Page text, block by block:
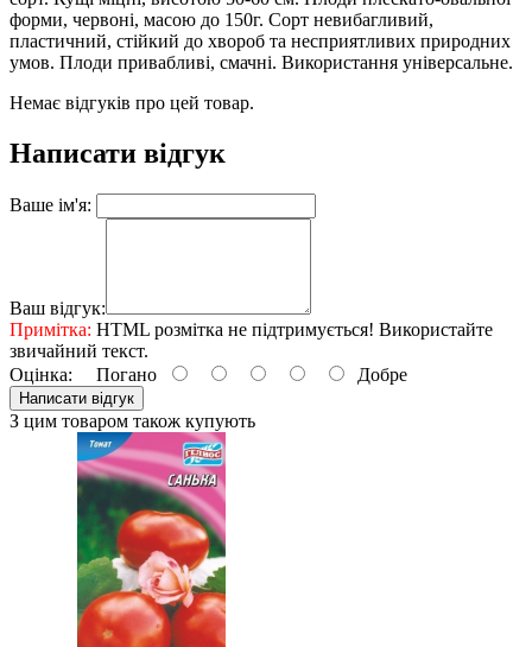
форми, червоні, масою до 150г. Сорт невибагливий,
пластичний, стійкий до хвороб та несприятливих природних
умов. Плоди привабливі, смачні. Використання універсальне.
Немає відгуків про цей товар.
Написати відгук
Ваше ім'я:
Ваш відгук:
Примітка: HTML розмітка не підтримується! Використайте
звичайний текст.
Оцінка: Погано Добре
Написати відгук
З цим товаром також купують